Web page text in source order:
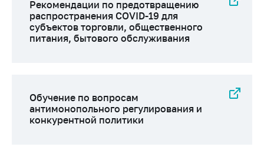
Важное на сайте
Сообщить о росте
цен
медицинского
назначения и
медицинскую
Рекомендации по предотвращению
распространения COVID-19 для
субъектов торговли, общественного
питания, бытового обслуживания
Обучение по вопросам
антимонопольного регулирования и
конкурентной политики